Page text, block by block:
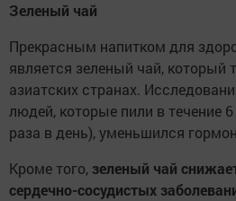
Зеленый чай
Прекрасным напитком для
является зеленый чай, который
азиатских странах.
людей, которые пили в течение
раза в день), уменьшился
Кроме того, зеленый чай
сердечно-сосудистых